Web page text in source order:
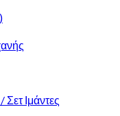
Ιμάντες